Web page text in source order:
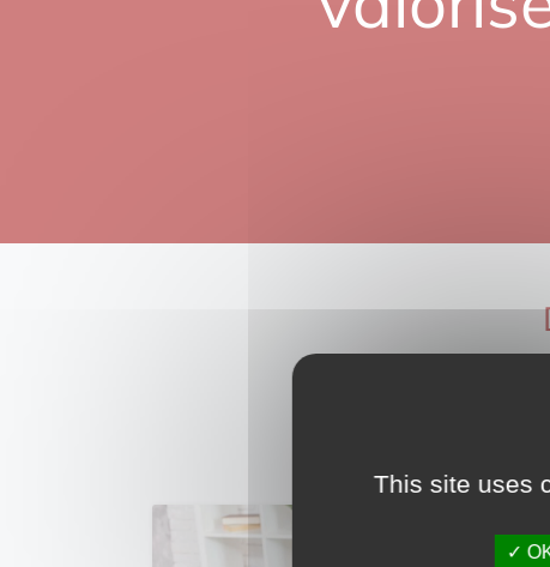
This site uses